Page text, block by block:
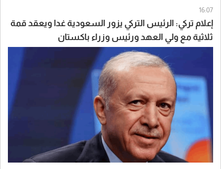
16:07
إعلام تركي: الرئيس التركي يزور السعودية غدا ويعقد قمة
ثلاثية مع ولي العهد ورئيس وزراء باكستان